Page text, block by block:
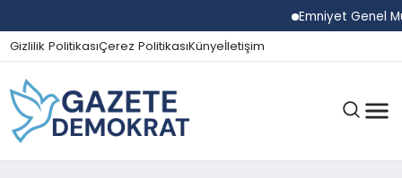
Emniyet Genel
Gizlilik PolitikasıÇerez PolitikasıKünyeİletişim